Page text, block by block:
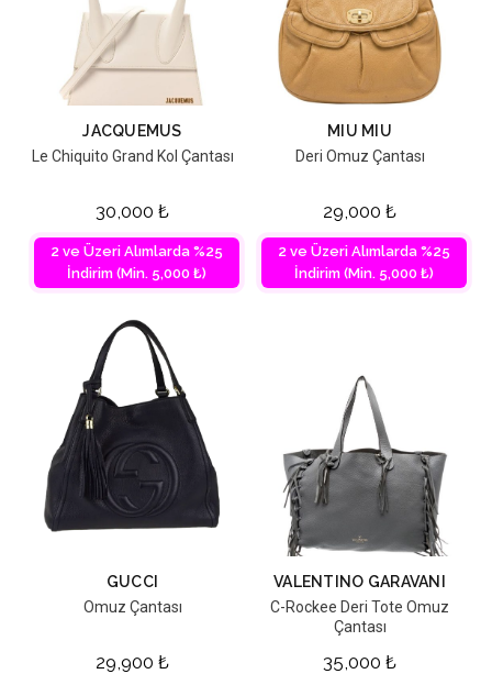
JACQUEMUS
Le Chiquito Grand Kol Çantası
30,000 ₺
2 ve Üzeri Alımlarda %25
İndirim (Min. 5,000 ₺)
MIU MIU
Deri Omuz Çantası
29,000 ₺
2 ve Üzeri Alımlarda %25
İndirim (Min. 5,000 ₺)
GUCCI
Omuz Çantası
29,900 ₺
VALENTINO GARAVANI
C-Rockee Deri Tote Omuz
Çantası
35,000 ₺